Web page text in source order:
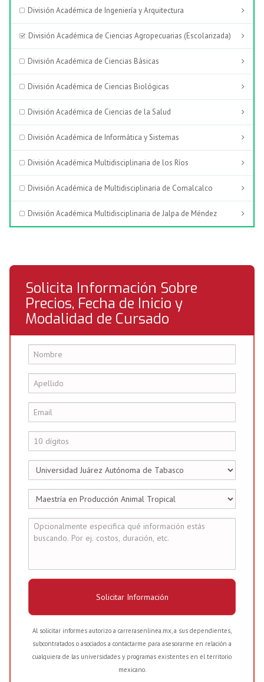
División Académica de Ingeniería y Arquitectura
División Académica de Ciencias Agropecuarias (Escolarizada)
División Académica de Ciencias Básicas
División Académica de Ciencias Biológicas
División Académica de Ciencias de la Salud
División Académica de Informática y Sistemas
División Académica Multidisciplinaria de los Ríos
División Académica de Multidisciplinaria de Comalcalco
División Académica Multidisciplinaria de Jalpa de Méndez
Solicita Información Sobre
Precios, Fecha de Inicio y
Modalidad de Cursado
Solicitar Información
Al solicitar informes autorizo a carrerasenlinea.mx, a sus dependientes,
subcontratados o asociados a contactarme para asesorarme en relación a
cualquiera de las universidades y programas existentes en el territorio
mexicano.